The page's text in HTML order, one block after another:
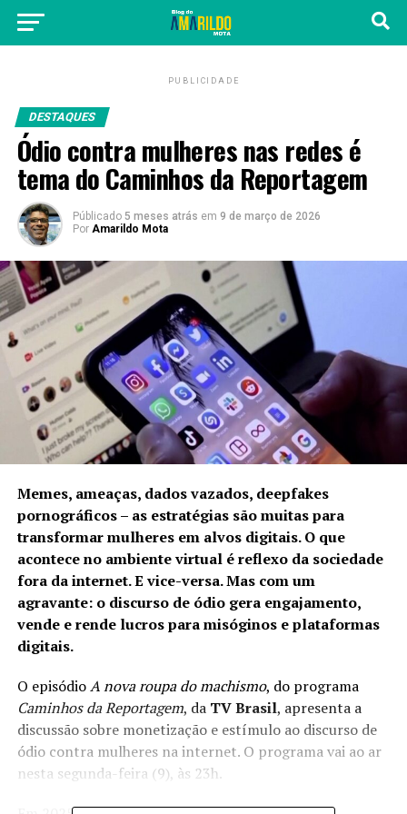
PUBLICIDADE
DESTAQUES
Ódio contra mulheres nas redes é
tema do Caminhos da Reportagem
Públicado 5 meses atrás em 9 de março de 2026
Por Amarildo Mota
Memes, ameaças, dados vazados, deepfakes
pornográficos – as estratégias são muitas para
transformar mulheres em alvos digitais. O que
acontece no ambiente virtual é reflexo da sociedade
fora da internet. E vice-versa. Mas com um
agravante: o discurso de ódio gera engajamento,
vende e rende lucros para misóginos e plataformas
digitais.
O episódioA nova roupa do machismo, do programa
Caminhos da Reportagem, da TV Brasil, apresenta a
discussão sobre monetização e estímulo ao discurso de
ódio contra mulheres na internet. O programa vai ao ar
nesta segunda-feira (9), às 23h.